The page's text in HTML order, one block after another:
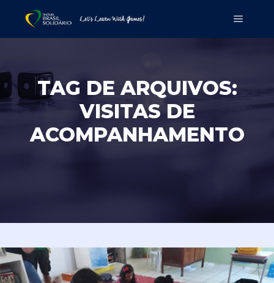
TAG DE ARQUIVOS:
VISITAS DE
ACOMPANHAMENTO